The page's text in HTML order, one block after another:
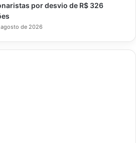
por desvio de R$ 326
de 2026